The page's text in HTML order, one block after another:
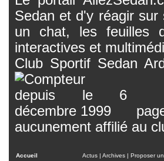
Sedan et d'y réagir
un chat, les feuilles
interactives et
Club Sportif Sedan
aucunement affilié au
Accueil Actus | Archives | Proposer